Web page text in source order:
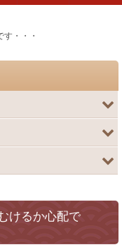
・・・
けるか心配で